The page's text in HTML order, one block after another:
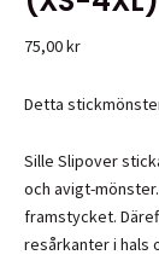
75,00kr
Detta
Sille Slipover
och avigt-
framstycket.
resårkanter i hals